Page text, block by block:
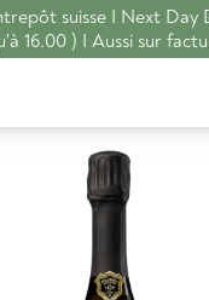
suisse I Next Day
16.00 ) I Aussi sur